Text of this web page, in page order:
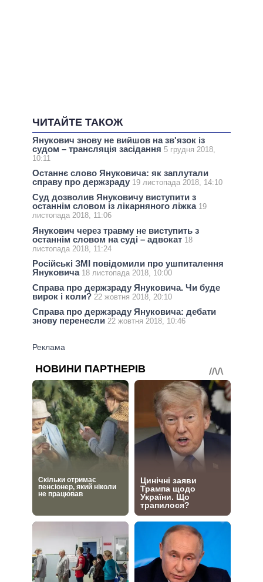
ЧИТАЙТЕ ТАКОЖ
Янукович знову не вийшов на зв'язок із
судом – трансляція засідання 5 грудня 2018,
10:11
Останнє слово Януковича: як заплутали
справу про держзраду 19 листопада 2018, 14:10
Суд дозволив Януковичу виступити з
останнім словом із лікарняного ліжка 19
листопада 2018, 11:06
Янукович через травму не виступить з
останнім словом на суді – адвокат 18
листопада 2018, 11:24
Російські ЗМІ повідомили про ушпиталення
Януковича 18 листопада 2018, 10:00
Справа про держзраду Януковича. Чи буде
вирок і коли? 22 жовтня 2018, 20:10
Справа про держзраду Януковича: дебати
знову перенесли 22 жовтня 2018, 10:46